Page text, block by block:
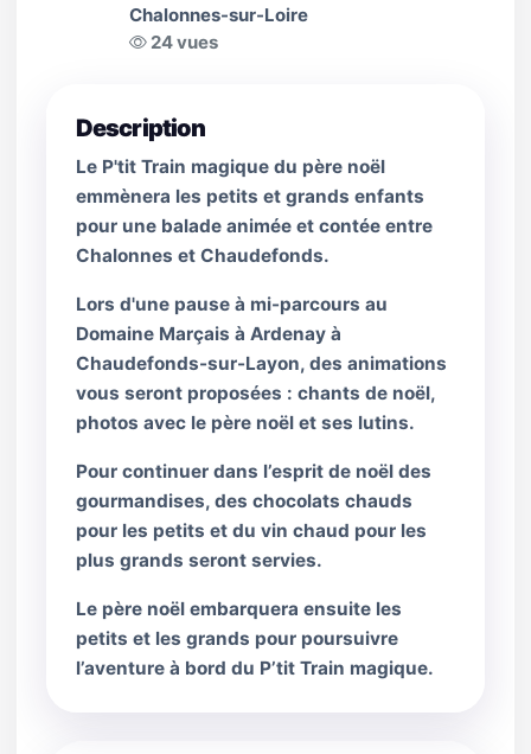
Chalonnes-sur-Loire
24 vues
Description
Le P'tit Train magique du père noël
emmènera les petits et grands enfants
pour une balade animée et contée entre
Chalonnes et Chaudefonds.
Lors d'une pause à mi-parcours au
Domaine Marçais à Ardenay à
Chaudefonds-sur-Layon, des animations
vous seront proposées : chants de noël,
photos avec le père noël et ses lutins.
Pour continuer dans l’esprit de noël des
gourmandises, des chocolats chauds
pour les petits et du vin chaud pour les
plus grands seront servies.
Le père noël embarquera ensuite les
petits et les grands pour poursuivre
l’aventure à bord du P’tit Train magique.